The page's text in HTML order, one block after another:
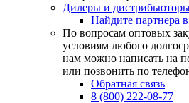
Дилеры и
Найдите партнера
По вопросам оптовых
условиям любого
нам можно написать на
или позвонить по
Обратная связь
8 (800) 222-08-77